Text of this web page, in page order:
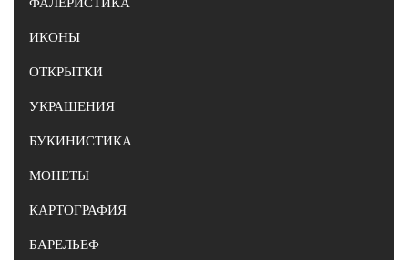
ФАЛЕРИСТИКА
ИКОНЫ
ОТКРЫТКИ
УКРАШЕНИЯ
БУКИНИСТИКА
МОНЕТЫ
КАРТОГРАФИЯ
БАРЕЛЬЕФ